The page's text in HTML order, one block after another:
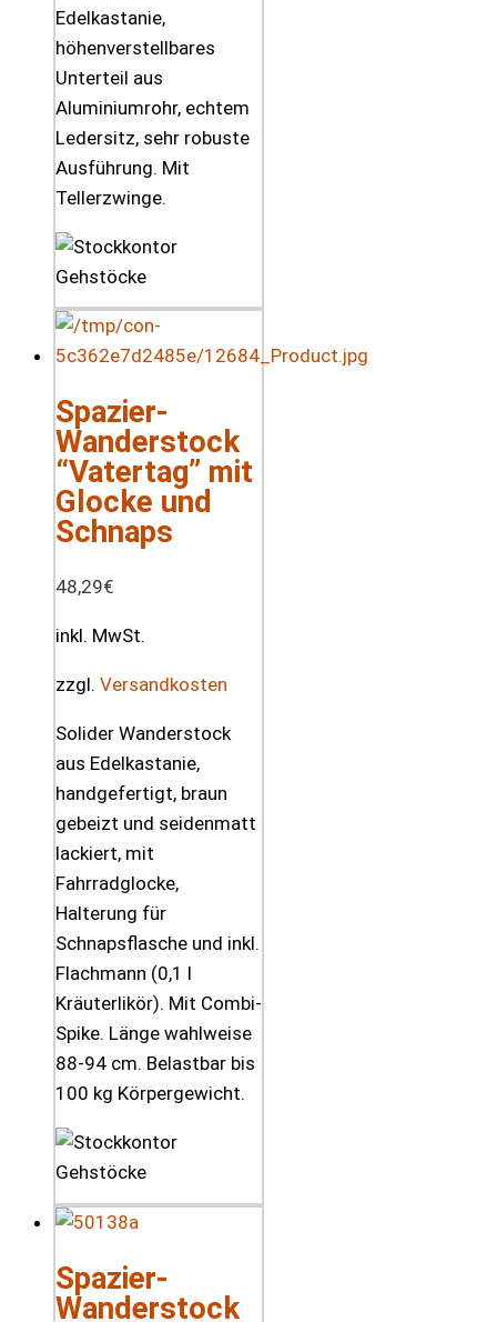
Edelkastanie,
höhenverstellbares
Unterteil aus
Aluminiumrohr, echtem
Ledersitz, sehr robuste
Ausführung. Mit
Tellerzwinge.
Spazier-
Wanderstock
“Vatertag” mit
Glocke und
Schnaps
48,29€
inkl. MwSt.
zzgl. Versandkosten
Solider Wanderstock
aus Edelkastanie,
handgefertigt, braun
gebeizt und seidenmatt
lackiert, mit
Fahrradglocke,
Halterung für
Schnapsflasche und inkl.
Flachmann (0,1 l
Kräuterlikör). Mit Combi-
Spike. Länge wahlweise
88-94 cm. Belastbar bis
100 kg Körpergewicht.
Spazier-
Wanderstock